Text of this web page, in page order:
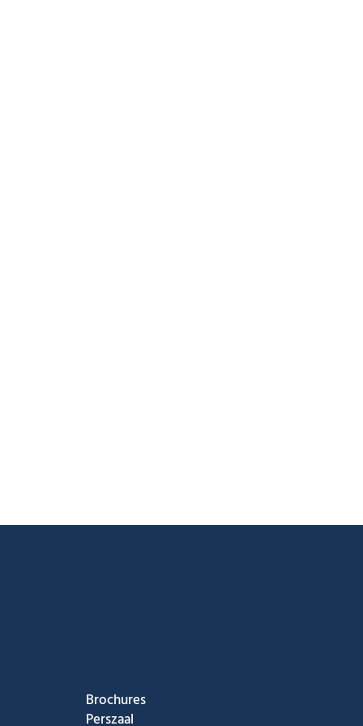
Youtube
ons op Tiktok
Brochures
Perszaal